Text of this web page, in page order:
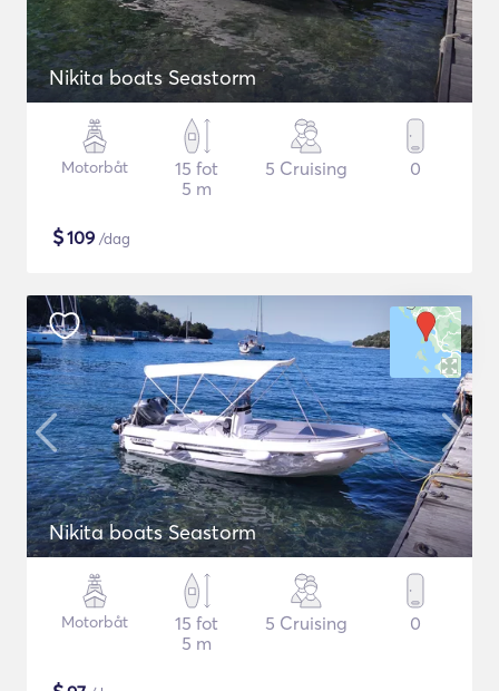
Nikita boats Seastorm
Motorbåt
15 fot
5 m
5 Cruising 0
$109 /dag
Nikita boats Seastorm
Motorbåt
15 fot
5 m
5 Cruising 0